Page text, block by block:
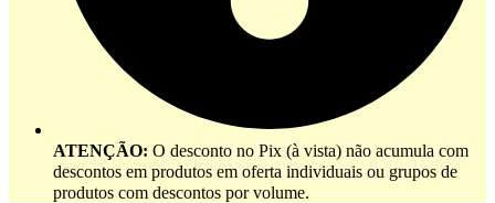
ATENÇÃO: O desconto no Pix (à vista) não acumula com
descontos em produtos em oferta individuais ou grupos de
produtos com descontos por volume.